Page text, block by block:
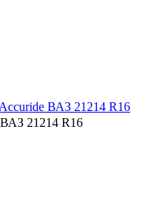
21214 R16